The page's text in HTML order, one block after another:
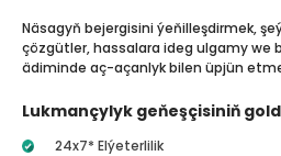
Näsagyň bejergisini ýeňilleşdirmek,
çözgütler, hassalara ideg ulgamy we
ädiminde aç-açanlyk bilen üpjün
Lukmançylyk geňeşçisiniň
24x7* Elýeterlilik